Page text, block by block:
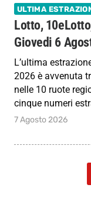
ULTIMA
Lotto,
Giovedi 6
L’ultima
2026 è avvenuta
nelle 10 ruote
cinque numeri
7 Agosto 2026